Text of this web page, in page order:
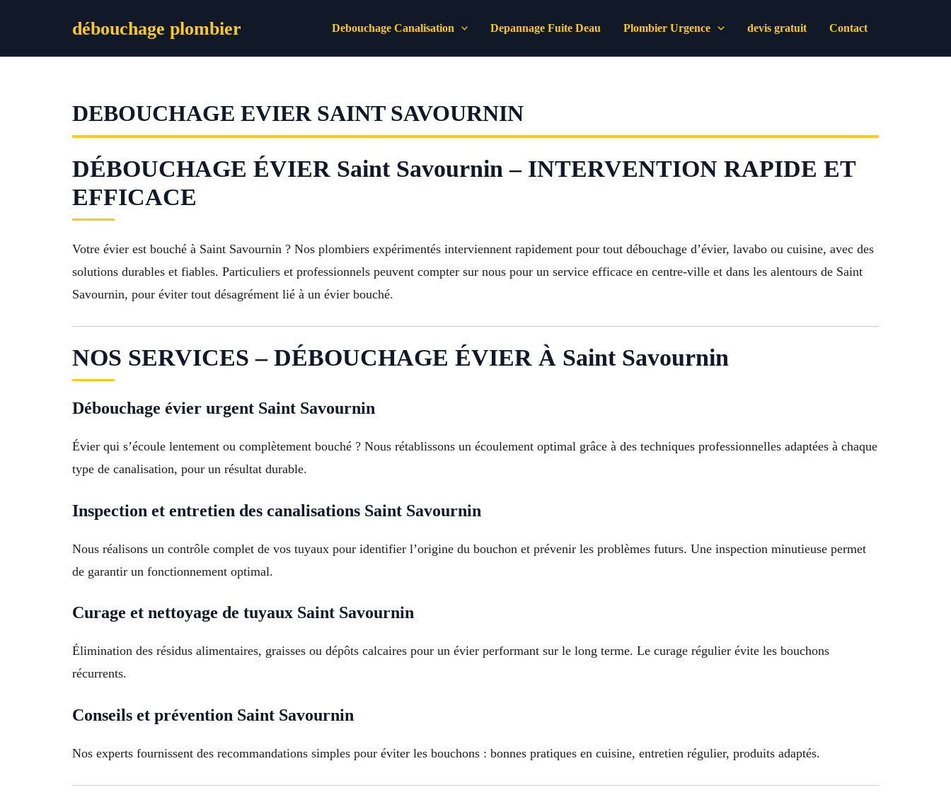
débouchage plombier Debouchage Canalisation Depannage Fuite Deau Plombier Urgence devis gratuit Contact
DEBOUCHAGE EVIER SAINT SAVOURNIN
DÉBOUCHAGE ÉVIER Saint Savournin – INTERVENTION RAPIDE ET
EFFICACE
Votre évier est bouché à Saint Savournin ? Nos plombiers expérimentés interviennent rapidement pour tout débouchage d’évier, lavabo ou cuisine, avec des
solutions durables et fiables. Particuliers et professionnels peuvent compter sur nous pour un service efficace en centre-ville et dans les alentours de Saint
Savournin, pour éviter tout désagrément lié à un évier bouché.
NOS SERVICES – DÉBOUCHAGE ÉVIER À Saint Savournin
Débouchage évier urgent Saint Savournin
Évier qui s’écoule lentement ou complètement bouché ? Nous rétablissons un écoulement optimal grâce à des techniques professionnelles adaptées à chaque
type de canalisation, pour un résultat durable.
Inspection et entretien des canalisations Saint Savournin
Nous réalisons un contrôle complet de vos tuyaux pour identifier l’origine du bouchon et prévenir les problèmes futurs. Une inspection minutieuse permet
de garantir un fonctionnement optimal.
Curage et nettoyage de tuyaux Saint Savournin
Élimination des résidus alimentaires, graisses ou dépôts calcaires pour un évier performant sur le long terme. Le curage régulier évite les bouchons
récurrents.
Conseils et prévention Saint Savournin
Nos experts fournissent des recommandations simples pour éviter les bouchons : bonnes pratiques en cuisine, entretien régulier, produits adaptés.